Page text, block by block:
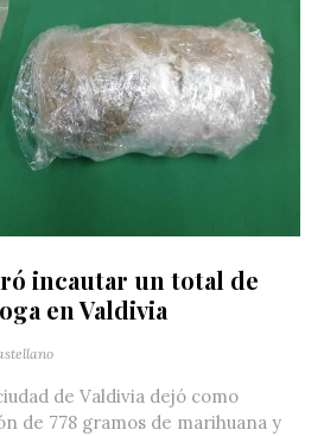
incautar un total de
en Valdivia
de Valdivia dejó como
de 778 gramos de marihuana y